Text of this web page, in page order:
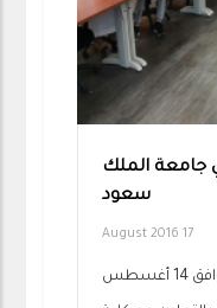
جامعة الملك
سعود
17 August 2016
بدأ يوم الأحد 11 ذو القعدة الموافق 14 أغسطس